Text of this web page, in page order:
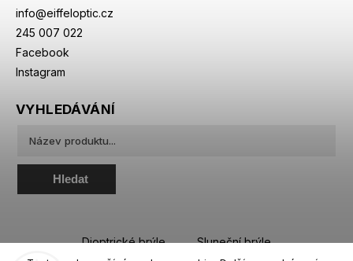
info@eiffeloptic.cz
245 007 022
Facebook
Instagram
VYHLEDÁVÁNÍ
Hledat
Dioptrické brýle
Sluneční brýle